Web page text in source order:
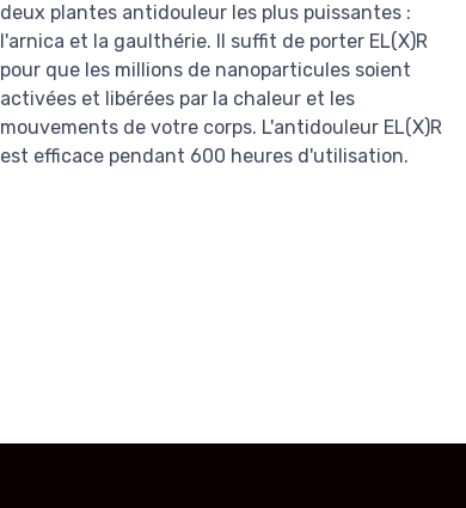
deux plantes antidouleur les plus puissantes :
l'arnica et la gaulthérie. Il suffit de porter EL(X)R
pour que les millions de nanoparticules soient
activées et libérées par la chaleur et les
mouvements de votre corps. L'antidouleur EL(X)R
est efficace pendant 600 heures d'utilisation.